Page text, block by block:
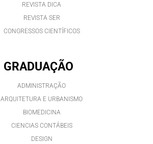
REVISTA DICA
REVISTA SER
CONGRESSOS CIENTÍFICOS
GRADUAÇÃO
ADMINISTRAÇÃO
ARQUITETURA E URBANISMO
BIOMEDICINA
CIENCIAS CONTÁBEIS
DESIGN